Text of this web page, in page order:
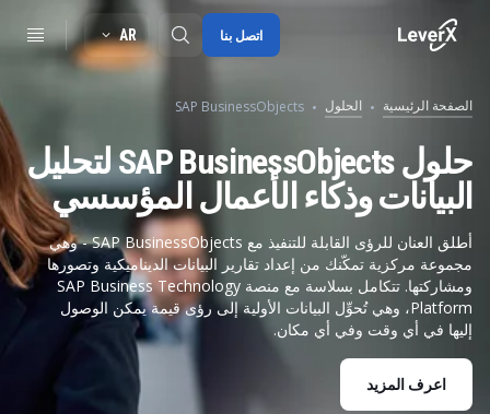
SAP S/4HANA migration
RISE with SAP
SAP Ariba
Digitals supply chain
AR اتصل بنا
الصفحة الرئيسية الحلول SAP BusinessObjects
حلول SAP BusinessObjects لتحليل
البيانات وذكاء الأعمال المؤسسي
أطلق العنان للرؤى القابلة للتنفيذ مع SAP BusinessObjects - وهي
مجموعة مركزية تمكّنك من إعداد تقارير البيانات الديناميكية وتصورها
ومشاركتها. تتكامل بسلاسة مع منصة SAP Business Technology
Platform، وهي تُحوِّل البيانات الأولية إلى رؤى قيمة يمكن الوصول
إليها في أي وقت وفي أي مكان.
اعرف المزيد